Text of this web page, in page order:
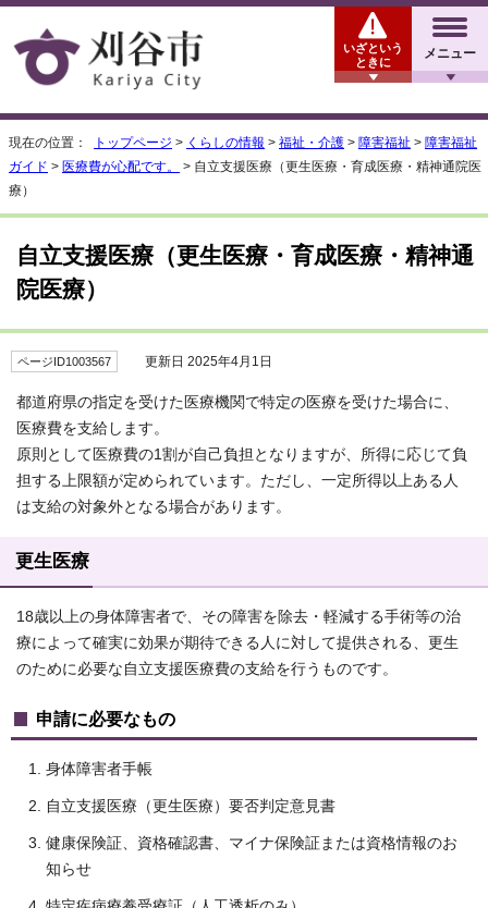
メニュー
いざという
ときに
現在の位置： トップページ > くらしの情報 > 福祉・介護 > 障害福祉 > 障害福祉
ガイド > 医療費が心配です。
> 自立支援医療（更生医療・育成医療・精神通院医
療）
自立支援医療（更生医療・育成医療・精神通
院医療）
ページID1003567 更新日 2025年4月1日
都道府県の指定を受けた医療機関で特定の医療を受けた場合に、
医療費を支給します。
原則として医療費の1割が自己負担となりますが、所得に応じて負
担する上限額が定められています。ただし、一定所得以上ある人
は支給の対象外となる場合があります。
更生医療
18歳以上の身体障害者で、その障害を除去・軽減する手術等の治
療によって確実に効果が期待できる人に対して提供される、更生
のために必要な自立支援医療費の支給を行うものです。
申請に必要なもの
身体障害者手帳
自立支援医療（更生医療）要否判定意見書
健康保険証、資格確認書、マイナ保険証または資格情報のお
知らせ